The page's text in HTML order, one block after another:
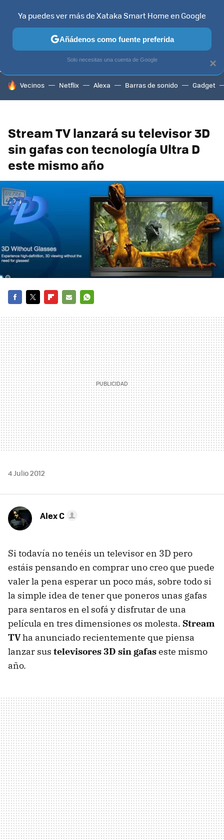
TELEVISORES CONTENIDOS SMART TV SELECCIÓN
HOY SE HABLA DE
Vecinos Netflix Alexa Barras de sonido Gadget
Stream TV lanzará su televisor 3D
sin gafas con tecnología Ultra D
este mismo año
MAIL
4 Julio 2012
Alex C
Si todavía no tenéis un televisor en 3D pero
estáis pensando en comprar uno creo que puede
valer la pena esperar un poco más, sobre todo si
la simple idea de tener que poneros unas gafas
para sentaros en el sofá y disfrutar de una
película en tres dimensiones os molesta. Stream
TVha anunciado recientemente que piensa
lanzar sus televisores 3D sin gafaseste mismo
año.
×
Ya puedes ver más de Xataka Smart Home en Google
Añádenos como fuente preferida
Solo necesitas una cuenta de Google